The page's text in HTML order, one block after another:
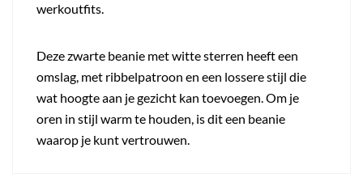
werkoutfits.
Deze zwarte beanie met witte sterren heeft een
omslag, met ribbelpatroon en een lossere stijl die
wat hoogte aan je gezicht kan toevoegen. Om je
oren in stijl warm te houden, is dit een beanie
waarop je kunt vertrouwen.